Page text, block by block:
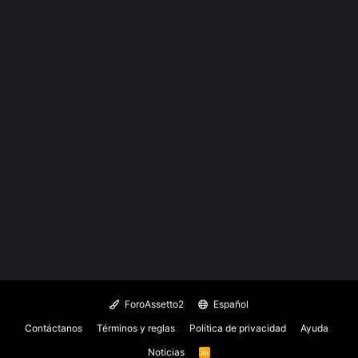
ForoAssetto2
Español
Contáctanos
Términos y reglas Política de privacidad
Ayuda
Noticias
R